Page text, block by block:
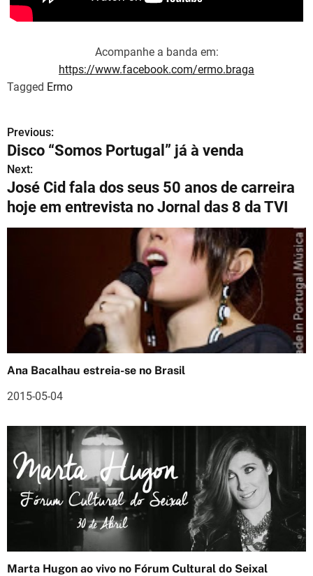
Acompanhe a banda em:
https://www.facebook.com/ermo.braga
Tagged Ermo
N
a
v
e
o
d
e
a
t
o
Previous:
Disco “Somos Portugal” já à venda
Next:
José Cid fala dos seus 50 anos de carreira
hoje em entrevista no Jornal das 8 da TVI
Ana Bacalhau estreia-se no Brasil
2015-05-04
Marta Hugon ao vivo no Fórum Cultural do Seixal